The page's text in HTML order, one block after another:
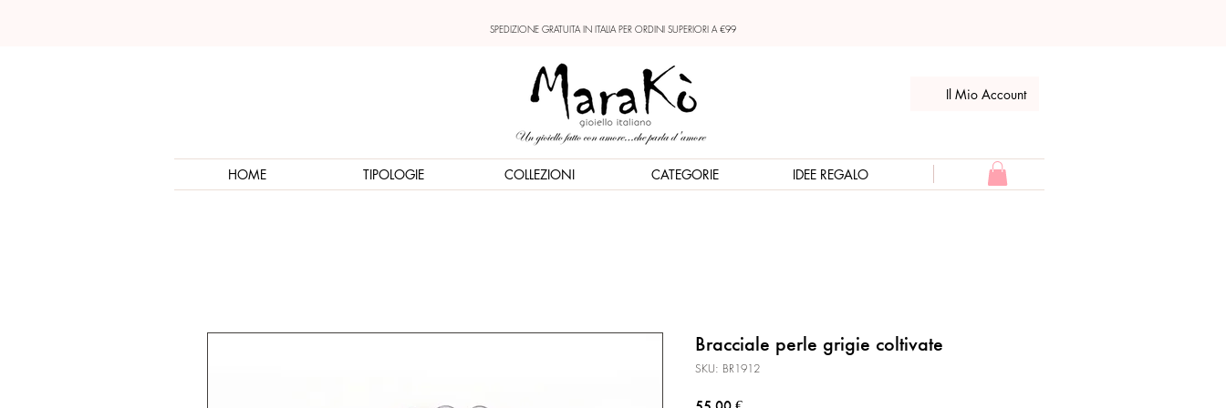
SPEDIZIONE GRATUITA IN ITALIA PER ORDINI SUPERIORI A €99
Il Mio Account
HOME TIPOLOGIE COLLEZIONI CATEGORIE IDEE REGALO
Bracciale perle grigie coltivate
SKU: BR1912